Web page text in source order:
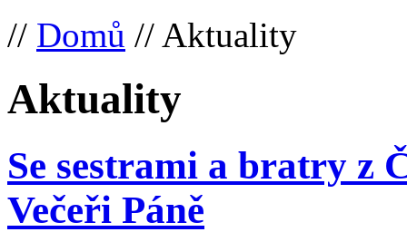
// Domů // Aktuality
Aktuality
Se sestrami a bratry z
Večeři Páně